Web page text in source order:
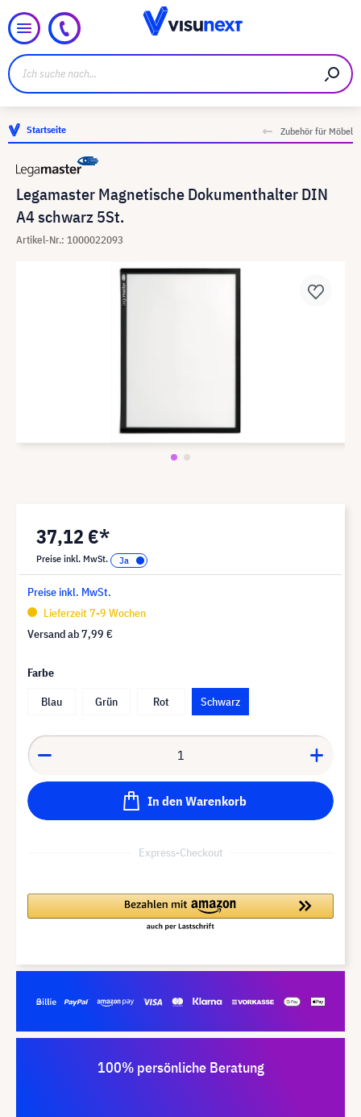
Startseite Zubehör für Möbel
Legamaster Magnetische Dokumenthalter DIN
A4 schwarz 5St.
Artikel-Nr.: 1000022093
37,12 €*
Preise inkl. MwSt.
Preise inkl. MwSt.
Lieferzeit 7-9 Wochen
Versand ab7,99 €
Farbe
Blau
Grün Rot Schwarz
In den Warenkorb
Express-Checkout
100% persönliche Beratung